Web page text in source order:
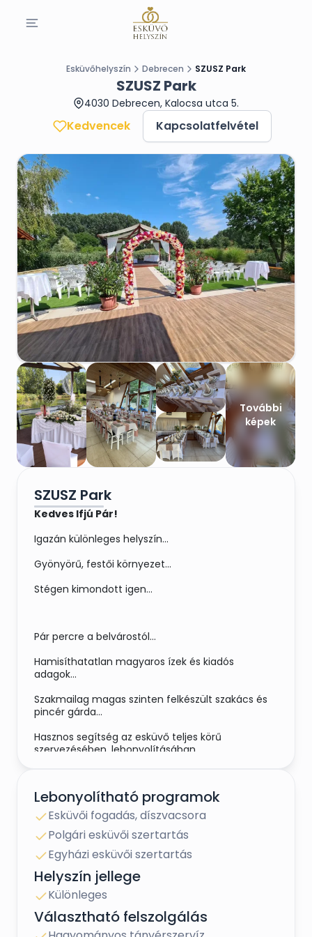
Esküvőhelyszín Debrecen SZUSZ Park
SZUSZ Park
4030 Debrecen, Kalocsa utca 5.
Kedvencek Kapcsolatfelvétel
További
képek
SZUSZ Park
Kedves Ifjú Pár!
Igazán különleges helyszín...
Gyönyörű, festői környezet...
Stégen kimondott igen...
Pár percre a belvárostól...
Hamisíthatatlan magyaros ízek és kiadós
adagok...
Szakmailag magas szinten felkészült szakács és
pincér gárda...
Hasznos segítség az esküvő teljes körű
szervezésében, lebonyolításában...
virágdíszeit előre kiválasszátok a
legszínvonalasabb termékek közül...
Bízzátok az esküvőtök teljes napját egy tapasztalt
csapatra, hogy Ti nyugodtan foglalkozhassatok a
vendégekkel...
Versenyképes árakon, mert az mindenkinek
fontos, főleg nagy létszám esetén...
Lebonyolítható programok
Esküvői fogadás, díszvacsora
Polgári esküvői szertartás
Egyházi esküvői szertartás
Helyszín jellege
Különleges
Választható felszolgálás